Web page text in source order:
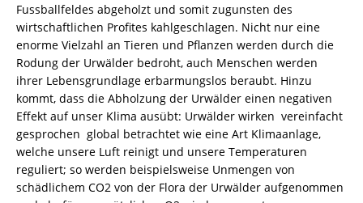
Fussballfeldes abgeholzt und somit zugunsten des
wirtschaftlichen Profites kahlgeschlagen. Nicht nur eine
enorme Vielzahl an Tieren und Pflanzen werden durch die
Rodung der Urwälder bedroht, auch Menschen werden
ihrer Lebensgrundlage erbarmungslos beraubt. Hinzu
kommt, dass die Abholzung der Urwälder einen negativen
Effekt auf unser Klima ausübt: Urwälder wirken  vereinfacht
gesprochen  global betrachtet wie eine Art Klimaanlage,
welche unsere Luft reinigt und unsere Temperaturen
reguliert; so werden beispielsweise Unmengen von
schädlichem CO2 von der Flora der Urwälder aufgenommen